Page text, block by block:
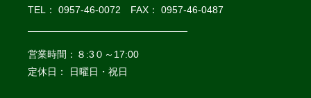
TEL： 0957-46-0072 FAX： 0957-46-0487
営業時間：８:3０～17:00
定休日： 日曜日・祝日